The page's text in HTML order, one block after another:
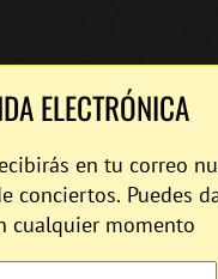
ELECTRÓNICA
en tu correo
conciertos. Puedes
cualquier momento